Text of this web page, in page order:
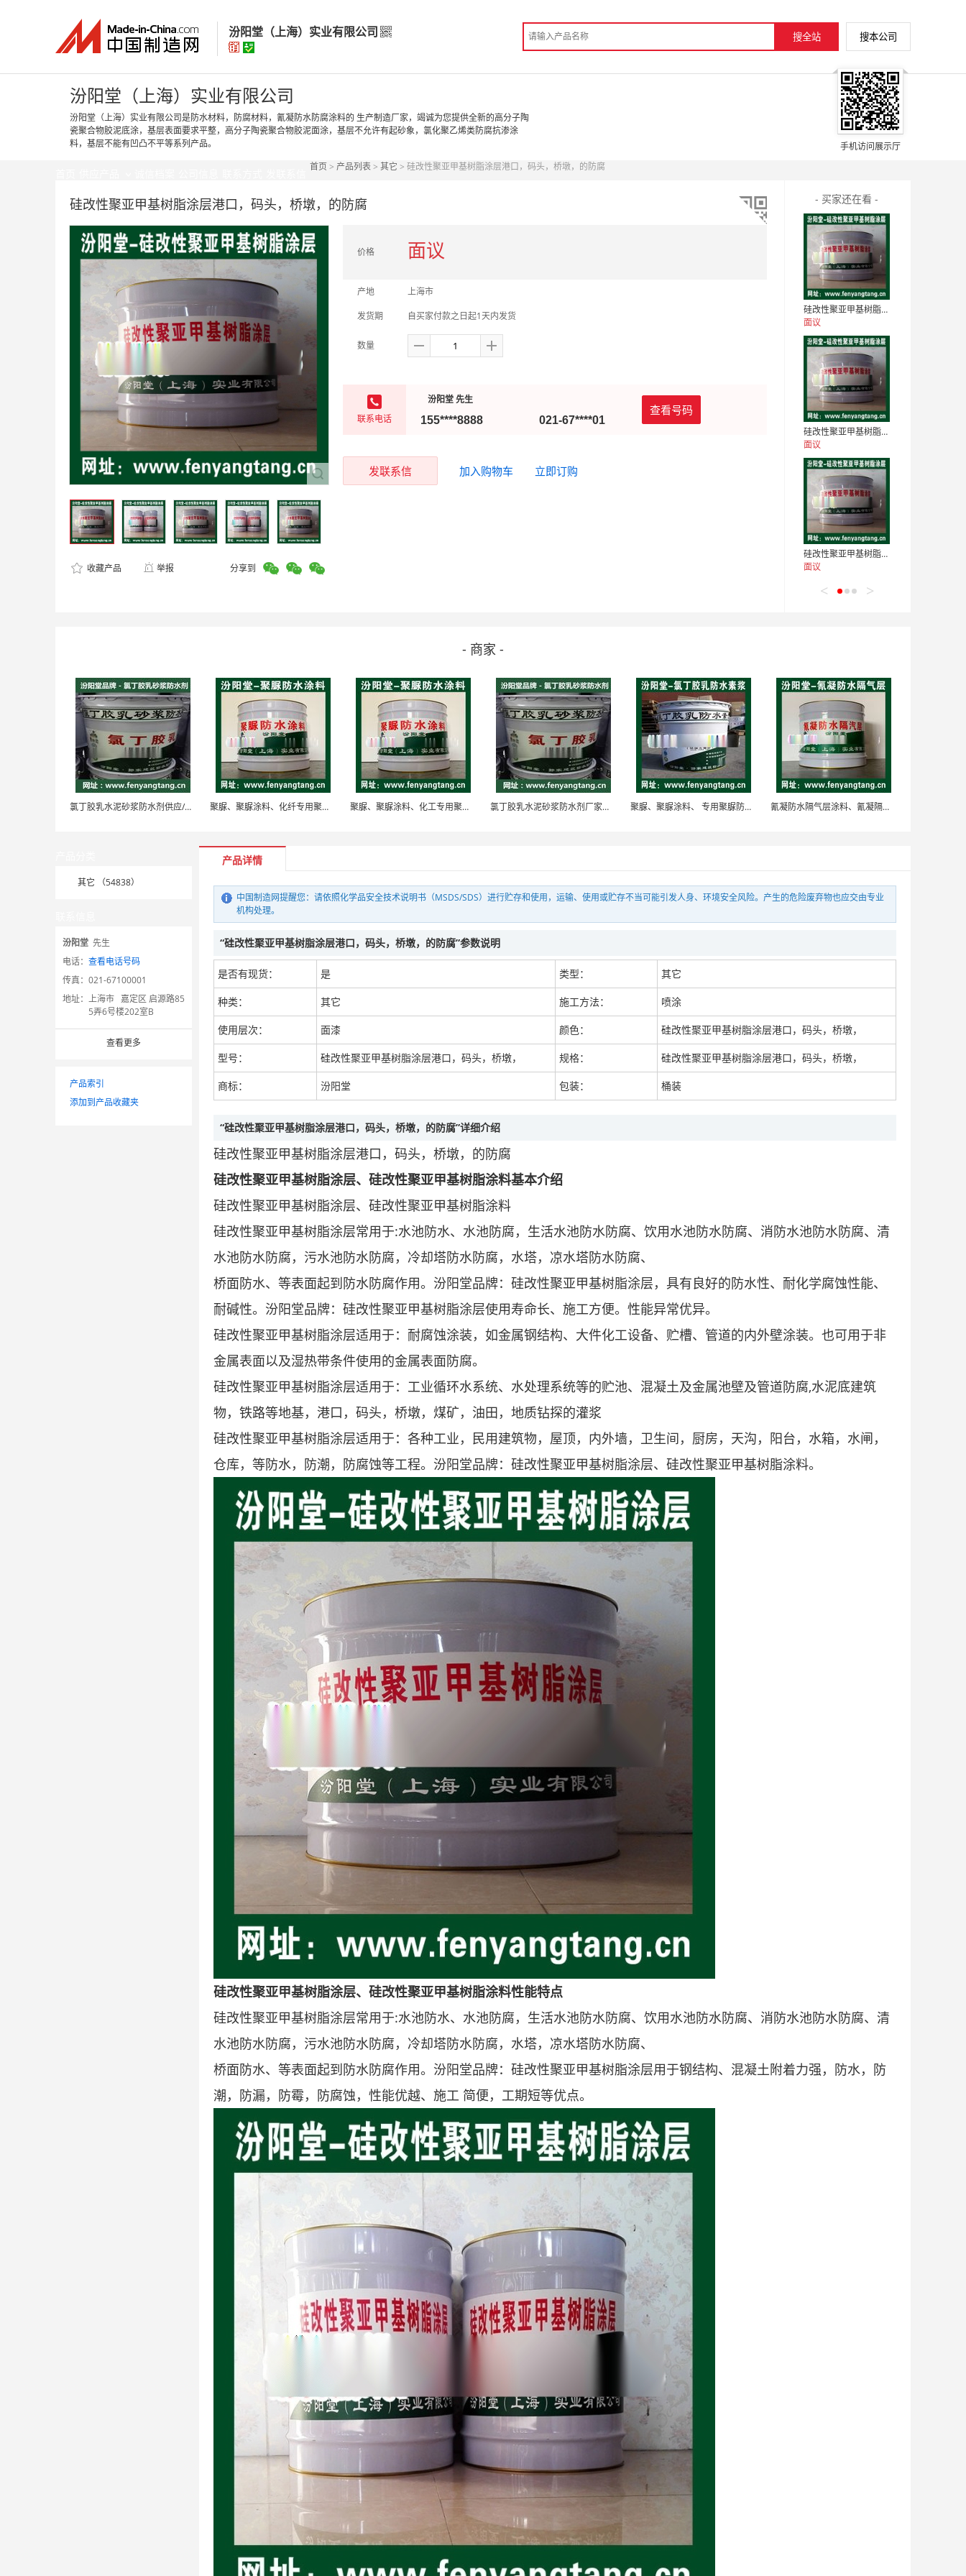
汾阳堂（上海）实业有限公司
汾阳堂（上海）实业有限公司
高级版
经营模式：生产制造
身份认证 手机访问展示厅
汾阳堂（上海）实业有限公司
汾阳堂（上海）实业有限公司是防水材料，防腐材料，氰凝防水防腐涂料的 生产制造厂家，竭诚为您提供全新的高分子陶
瓷聚合物胶泥底涂，基层表面要求平整，高分子陶瓷聚合物胶泥面涂，基层不允许有起砂象，氯化聚乙烯类防腐抗渗涂
料，基层不能有凹凸不平等系列产品。
手机访问展示厅
首页> 产品列表> 其它 > 硅改性聚亚甲基树脂涂层港口，码头，桥墩，的防腐
硅改性聚亚甲基树脂涂层港口，码头，桥墩，的防腐 - 买家还在看 -
硅改性聚亚甲基树脂涂层用于地槽，地沟矿井的防腐
面议
硅改性聚亚甲基树脂涂层应用于水处理系统的防腐
面议
硅改性聚亚甲基树脂涂层用于贮池、混凝土防腐防水
面议
硅改性聚亚甲基树脂涂层用于铁路、地基的防水防腐
面议
面议
硅改性聚亚甲基树脂涂层用于工业和民用建筑物的防水
硅改性聚亚甲基树脂涂层用于水池、游泳池防水、防腐
面议
< >
收藏产品 举报 分享到
价格 面议
产地
上海市
发货期
自买家付款之日起1天内发货
数量
联系电话
汾阳堂 先生
155****8888
021-67****01
查看号码
发联系信 加入购物车 立即订购
- 商家 -
氯丁胶乳水泥砂浆防水剂供应/外墙防水、防水剂 聚脲、聚脲涂料、化纤专用聚脲防水防腐防护涂料 聚脲、聚脲涂料、化工专用聚脲防水防腐防护涂料 氯丁胶乳水泥砂浆防水剂厂家销售/氯丁胶乳防水剂 聚脲、聚脲涂料、 专用聚脲防水防腐防护涂料 氰凝防水隔气层涂料、氰凝隔气层, 钢架桥梁防水防腐
其它 （54838）
汾阳堂 先生
电话： 查看电话号码
传真： 021-67100001
地址： 上海市 嘉定区 启源路85
5弄6号楼202室B
查看更多
产品索引
添加到产品收藏夹
产品详情
中国制造网提醒您：请依照化学品安全技术说明书（MSDS/SDS）进行贮存和使用，运输、使用或贮存不当可能引发人身、环境安全风险。产生的危险废弃物也应交由专业
机构处理。
“硅改性聚亚甲基树脂涂层港口，码头，桥墩，的防腐”参数说明
是否有现货： 是 类型： 其它
种类： 其它 施工方法： 喷涂
使用层次： 面漆 颜色： 硅改性聚亚甲基树脂涂层港口，码头，桥墩，
型号： 硅改性聚亚甲基树脂涂层港口，码头，桥墩， 规格： 硅改性聚亚甲基树脂涂层港口，码头，桥墩，
商标： 汾阳堂 包装： 桶装
“硅改性聚亚甲基树脂涂层港口，码头，桥墩，的防腐”详细介绍
硅改性聚亚甲基树脂涂层港口，码头，桥墩，的防腐
硅改性聚亚甲基树脂涂层、硅改性聚亚甲基树脂涂料基本介绍
硅改性聚亚甲基树脂涂层、硅改性聚亚甲基树脂涂料
硅改性聚亚甲基树脂涂层常用于:水池防水、水池防腐，生活水池防水防腐、饮用水池防水防腐、消防水池防水防腐、清
水池防水防腐，污水池防水防腐，冷却塔防水防腐，水塔，凉水塔防水防腐、
桥面防水、等表面起到防水防腐作用。汾阳堂品牌：硅改性聚亚甲基树脂涂层，具有良好的防水性、耐化学腐蚀性能、
耐碱性。汾阳堂品牌：硅改性聚亚甲基树脂涂层使用寿命长、施工方便。性能异常优异。
硅改性聚亚甲基树脂涂层适用于：耐腐蚀涂装，如金属钢结构、大件化工设备、贮槽、管道的内外壁涂装。也可用于非
金属表面以及湿热带条件使用的金属表面防腐。
硅改性聚亚甲基树脂涂层适用于：工业循环水系统、水处理系统等的贮池、混凝土及金属池壁及管道防腐,水泥底建筑
物，铁路等地基，港口，码头，桥墩，煤矿，油田，地质钻探的灌浆
硅改性聚亚甲基树脂涂层适用于：各种工业，民用建筑物，屋顶，内外墙，卫生间，厨房，天沟，阳台，水箱，水闸，
仓库，等防水，防潮，防腐蚀等工程。汾阳堂品牌：硅改性聚亚甲基树脂涂层、硅改性聚亚甲基树脂涂料。
硅改性聚亚甲基树脂涂层、硅改性聚亚甲基树脂涂料性能特点
硅改性聚亚甲基树脂涂层常用于:水池防水、水池防腐，生活水池防水防腐、饮用水池防水防腐、消防水池防水防腐、清
水池防水防腐，污水池防水防腐，冷却塔防水防腐，水塔，凉水塔防水防腐、
桥面防水、等表面起到防水防腐作用。汾阳堂品牌：硅改性聚亚甲基树脂涂层用于钢结构、混凝土附着力强，防水，防
潮，防漏，防霉，防腐蚀，性能优越、施工 简便，工期短等优点。